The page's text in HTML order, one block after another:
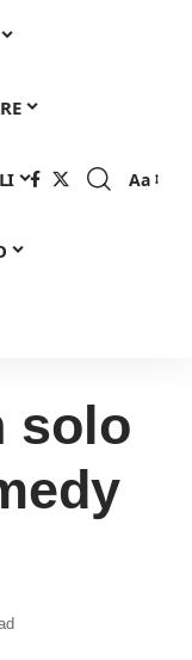
Font
Aa
solo